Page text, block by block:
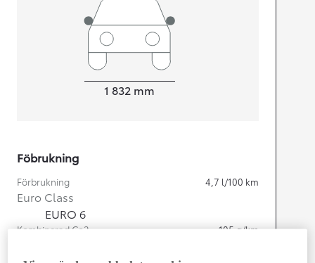
1 832 mm
Föbrukning
Förbrukning 4,7 l/100 km
Euro Class
EURO 6
Kombinerad Co2 105 g/km